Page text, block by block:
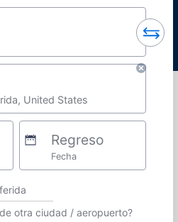
United States
Regreso
Fecha
ciudad o aeropuerto o vuelos directos
otra ciudad / aeropuerto?